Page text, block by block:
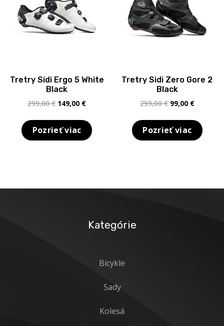
Tretry Sidi Ergo 5 White
Black
299,00€ Pôvodná
bola:
299,00 €.
149,00 €Aktuálna
je:
149,00 €.
Pozrieť viac
Tretry Sidi Zero Gore 2
Black
259,00€ Pôvodná
bola:
259,00 €.
99,00 €Aktuálna
je:
99,00 €.
Pozrieť viac
Kategórie
Bicykle
Sady
Kolesá